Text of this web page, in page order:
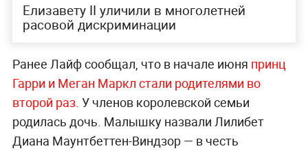
Елизавету II уличили в многолетней
расовой дискриминации
Ранее Лайф сообщал, что в начале июня принц
Гарри и Меган Маркл стали родителями во
второй раз. У членов королевской семьи
родилась дочь. Малышку назвали Лилибет
Диана Маунтбеттен-Виндзор — в честь